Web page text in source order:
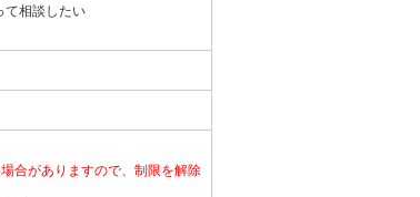
て相談したい
合がありますので、制限を解除